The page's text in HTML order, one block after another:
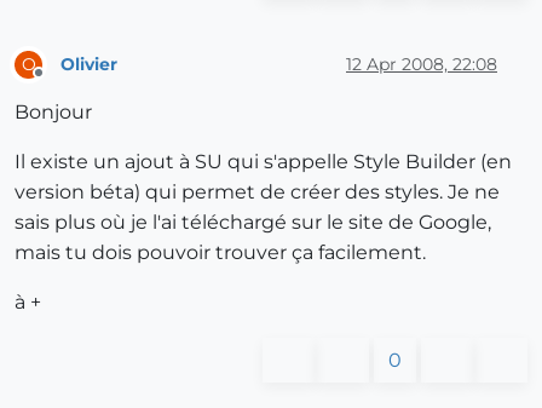
O Olivier 12 Apr 2008, 22:08
Bonjour
Il existe un ajout à SU qui s'appelle Style Builder (en
version béta) qui permet de créer des styles. Je ne
sais plus où je l'ai téléchargé sur le site de Google,
mais tu dois pouvoir trouver ça facilement.
à +
0